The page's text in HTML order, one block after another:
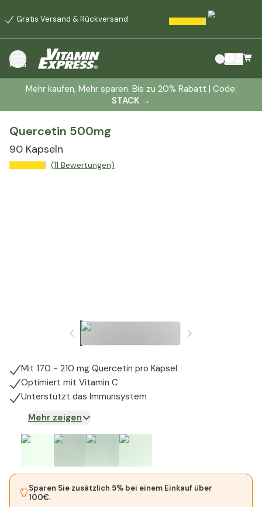
Gratis Versand & Rückversand
Menü
Mehr kaufen, Mehr sparen. Bis zu 20% Rabatt | Code:
STACK →
Quercetin 500mg
90 Kapseln
(11 Bewertungen)
Mit 170 - 210 mg Quercetin pro Kapsel
Optimiert mit Vitamin C
Unterstützt das Immunsystem
Mehr zeigen
Sparen Sie zusätzlich 5% bei einem Einkauf über
100€.